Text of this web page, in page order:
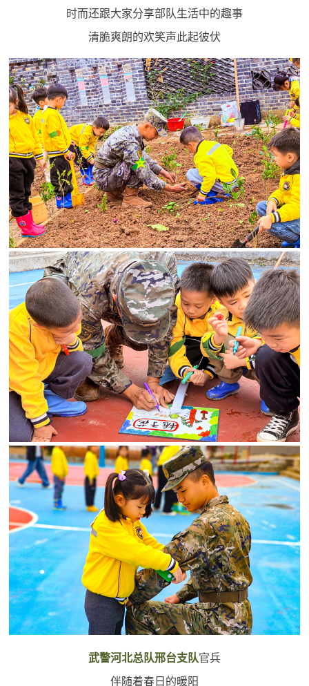
范
英
模
范
退
役
军
人
风
采
退
役
军
人
风
采
退
役
军
人
服
务
退
役
军
人
服
务
文
国
防
文
化
国
红
色
文
旅
红
色
文
时而还跟大家分享部队生活中的趣事
清脆爽朗的欢笑声此起彼伏
武警河北总队邢台支队官兵
伴随着春日的暖阳